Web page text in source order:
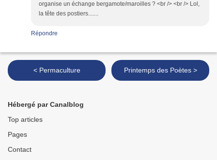
organise un échange bergamote/maroilles ? <br /> <br /> Lol,
la tête des postiers.......
Répondre
< Permaculture Printemps des Poètes >
Hébergé par Canalblog
Top articles
Pages
Contact